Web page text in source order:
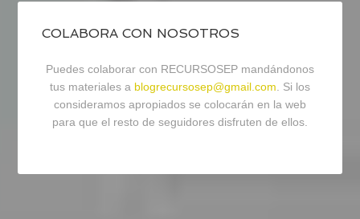
COLABORA CON NOSOTROS
Puedes colaborar con RECURSOSEP mandándonos
tus materiales a blogrecursosep@gmail.com . Si los
consideramos apropiados se colocarán en la web
para que el resto de seguidores disfruten de ellos.